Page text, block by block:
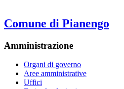
Comune di Pianengo
Amministrazione
Organi di governo
Aree amministrative
Uffici